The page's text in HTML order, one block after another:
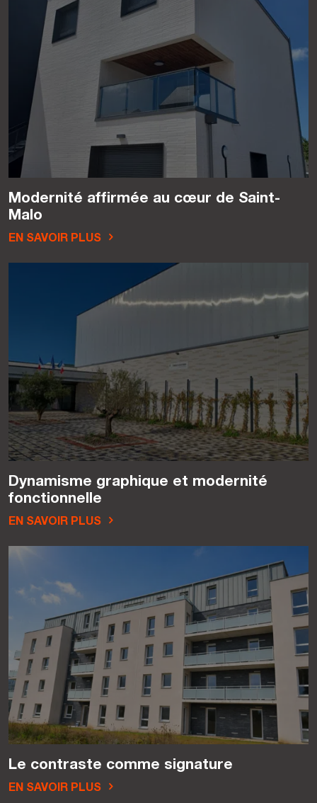
Modernité affirmée au cœur de Saint-
Malo
EN SAVOIR PLUS
Dynamisme graphique et modernité
fonctionnelle
EN SAVOIR PLUS
Le contraste comme signature
EN SAVOIR PLUS